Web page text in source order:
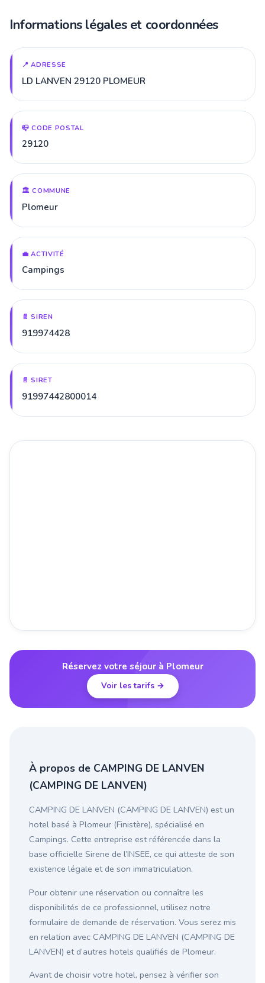
Informations légales et coordonnées
📍 ADRESSE
LD LANVEN 29120 PLOMEUR
📪 CODE POSTAL
29120
🏛️ COMMUNE
Plomeur
💼 ACTIVITÉ
Campings
📄 SIREN
919974428
📄 SIRET
91997442800014
Réservez votre séjour à Plomeur
Voir les tarifs →
À propos de CAMPING DE LANVEN
(CAMPING DE LANVEN)
CAMPING DE LANVEN (CAMPING DE LANVEN) est un
hotel basé à Plomeur (Finistère), spécialisé en
Campings. Cette entreprise est référencée dans la
base officielle Sirene de l’INSEE, ce qui atteste de son
existence légale et de son immatriculation.
Pour obtenir une réservation ou connaître les
disponibilités de ce professionnel, utilisez notre
formulaire de demande de réservation. Vous serez mis
en relation avec CAMPING DE LANVEN (CAMPING DE
LANVEN) et d’autres hotels qualifiés de Plomeur.
Avant de choisir votre hotel, pensez à vérifier son